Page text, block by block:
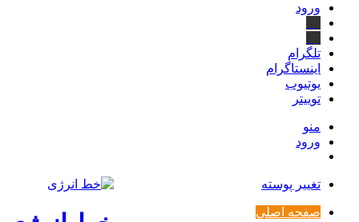
ورود
تلگرام
اینستاگرام
یوتیوب
توییتر
منو
ورود
تغییر پوسته
صفحه اصلی